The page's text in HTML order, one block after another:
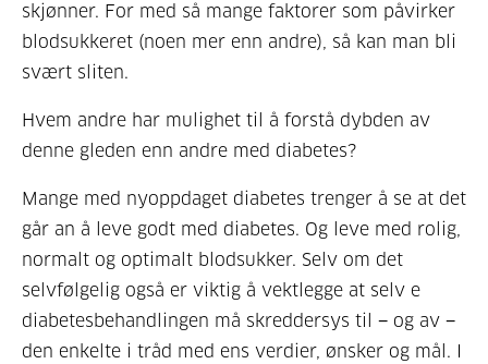
skjønner. For med så mange faktorer som påvirker
blodsukkeret (noen mer enn andre), så kan man bli
svært sliten.
Hvem andre har mulighet til å forstå dybden av
denne gleden enn andre med diabetes?
Mange med nyoppdaget diabetes trenger å se at det
går an å leve godt med diabetes. Og leve med rolig,
normalt og optimalt blodsukker. Selv om det
selvfølgelig også er viktig å vektlegge at selv e
diabetesbehandlingen må skreddersys til − og av −
den enkelte i tråd med ens verdier, ønsker og mål. I